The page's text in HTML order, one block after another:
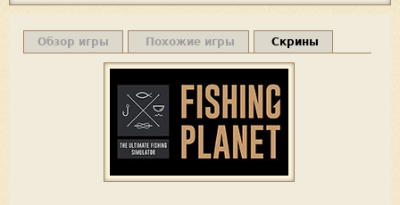
Обзор игры Похожие игры Скрины